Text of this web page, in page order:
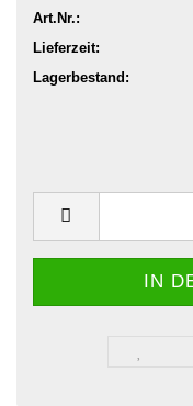
Art.Nr.:
Lieferzeit:
Lagerbestand: